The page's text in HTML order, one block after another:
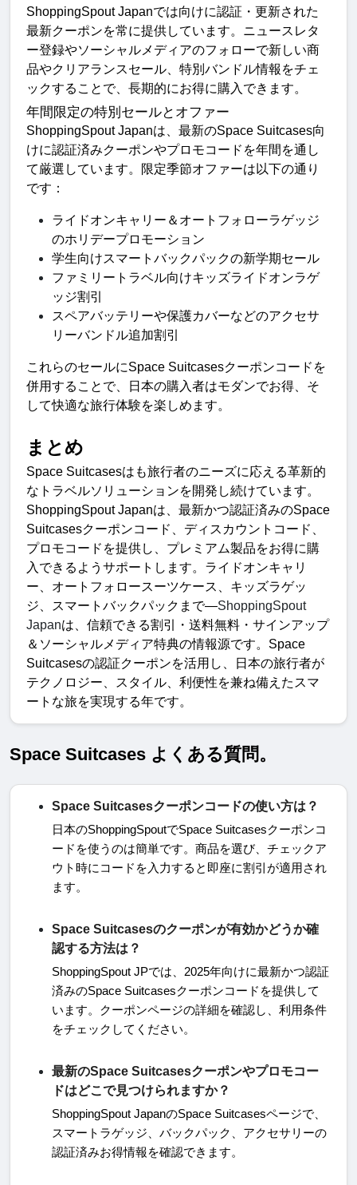
ShoppingSpout Japanでは向けに認証・更新された
最新クーポンを常に提供しています。 ニュースレタ
ー登録やソーシャルメディアのフォローで新しい商
品やクリアランスセール、特別バンドル情報をチェ
ックすることで、長期的にお得に購入できます。
年間限定の特別セールとオファー
ShoppingSpout Japanは、最新のSpace Suitcases向
けに認証済みクーポンやプロモコードを年間を通し
て厳選しています。
限定季節オファーは以下の通り
です ：
ライドオンキャリー＆オートフォローラゲッジ
のホリデープロモーショ ン
学生向けスマートバックパックの新学期セール
ファミリートラベル向けキッズライドオンラゲ
ッジ割 引
スペアバッテリーや保護カバーなどのアクセサ
リーバンドル追加割 引
これらのセールにSpace Suitcasesクーポンコードを
併用することで、日本の購入者はモダンでお得、そ
して快適な旅行体験を楽しめます。
まとめ
Space Suitcasesは も旅行者のニーズに応える革新的
なトラベルソリューションを開発し続けています。
ShoppingSpout Japanは、最新かつ認証済みのSpace
Suitcasesクーポンコード、ディスカウントコード、
プロモコードを提供し、プレミアム製品をお得に購
入できるようサポートします。 ライドオンキャリ
ー、オートフォロースーツケース、キッズラゲッ
ジ、スマートバックパックまで—ShoppingSpout
Japanは、信頼できる割引・送料無料・サインアップ
＆ソーシャルメディア特典の情報源です。 Space
Suitcasesの認証クーポンを活用し、日本の旅行者が
テクノロジー、スタイル、利便性を兼ね備えたスマ
ートな旅を実現する年です。
Space Suitcases よくある質問。
Space Suitcasesクーポンコードの使い方は？
日本のShoppingSpoutでSpace Suitcasesクーポンコ
ードを使うのは簡単です。商品を選び、チェックア
ウト時にコードを入力すると即座に割引が適用され
ます。
Space Suitcasesのクーポンが有効かどうか確
認する方法は？
ShoppingSpout JPでは、 2025年向けに最新かつ認証
済みのSpace Suitcasesクーポンコードを提供して
います。クーポンページの詳細を確認し、利用条件
をチェックしてください。
最新のSpace Suitcasesクーポンやプロモコー
ドはどこで見つけられますか？
ShoppingSpout JapanのSpace Suitcasesページで、
スマートラゲッジ、バックパック、アクセサリーの
認証済みお得情報を確認できます。